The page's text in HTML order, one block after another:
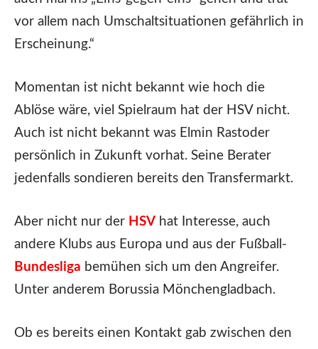
vor allem nach Umschaltsituationen gefährlich in
Erscheinung.“
Momentan ist nicht bekannt wie hoch die
Ablöse wäre, viel Spielraum hat der HSV nicht.
Auch ist nicht bekannt was Elmin Rastoder
persönlich in Zukunft vorhat. Seine Berater
jedenfalls sondieren bereits den Transfermarkt.
Aber nicht nur der HSV hat Interesse, auch
andere Klubs aus Europa und aus der Fußball-
Bundesliga bemühen sich um den Angreifer.
Unter anderem Borussia Mönchengladbach.
Ob es bereits einen Kontakt gab zwischen den